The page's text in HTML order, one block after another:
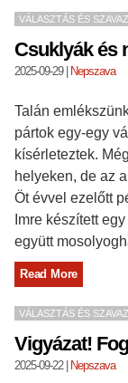
VÁLASZTÁS ÉS
Csuklyák és
2025-09-29| Nepszava
Talán
pártok egy-egy
kísérleteztek.
helyeken, de az
Öt évvel ezelőtt
Imre készített
együtt
Read More
VÁLASZTÁS ÉS
Vigyázat!
2025-09-22| Nepszava